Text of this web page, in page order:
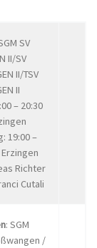
SV
II/SV
II/TSV
II
– 20:30
19:00 –
Richter
Cutali
: SGM
/